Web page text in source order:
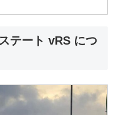
テート vRS につ